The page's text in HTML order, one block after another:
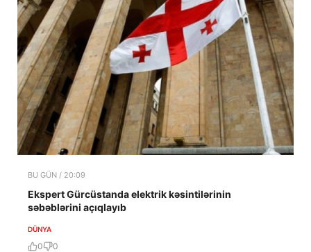
BU GÜN / 20:09
Ekspert Gürcüstanda elektrik kəsintilərinin
səbəblərini açıqlayıb
DÜNYA
0 0